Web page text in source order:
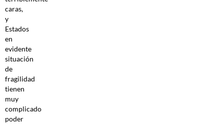
caras,
y
Estados
en
evidente
situación
de
fragilidad
tienen
muy
complicado
poder